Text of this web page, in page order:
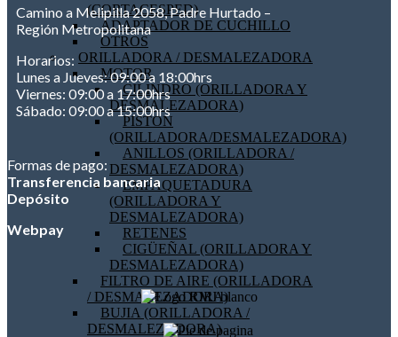
(CORTACESPED)
ADAPTADOR DE CUCHILLO
OTROS
ORILLADORA / DESMALEZADORA
MOTOR
CILINDRO (ORILLADORA Y
DESMALEZADORA)
PISTON
(ORILLADORA/DESMALEZADORA)
ANILLOS (ORILLADORA /
DESMALEZADORA)
EMPAQUETADURA
(ORILLADORA Y
DESMALEZADORA)
RETENES
CIGÜEÑAL (ORILLADORA Y
DESMALEZADORA)
FILTRO DE AIRE (ORILLADORA
/ DESMALEZADORA)
BUJIA (ORILLADORA /
DESMALEZADORA)
Camino a Melipilla 2058, Padre Hurtado –
Región Metropolitana
Horarios:
Lunes a Jueves: 09:00 a 18:00hrs
Viernes: 09:00 a 17:00hrs
Sábado: 09:00 a 15:00hrs
Formas de pago:
Transferencia bancaria
Depósito
Webpay